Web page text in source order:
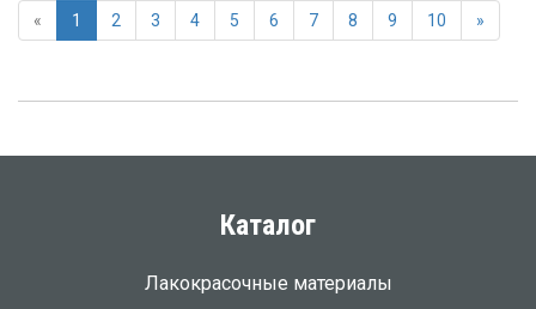
« 1 2 3 4 5 6 7 8 9 10 »
Каталог
Лакокрасочные материалы